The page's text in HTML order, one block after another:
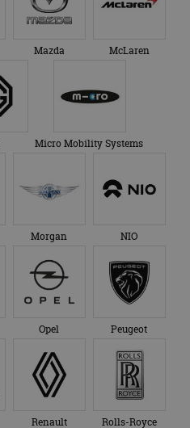
Mazda McLaren
Micro Mobility Systems
Morgan NIO
Opel Peugeot
Renault Rolls-Royce